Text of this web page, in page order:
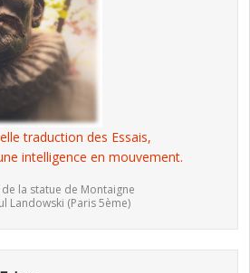
traduction des Essais,
intelligence en mouvement.
la statue de Montaigne
Landowski (Paris 5ème)